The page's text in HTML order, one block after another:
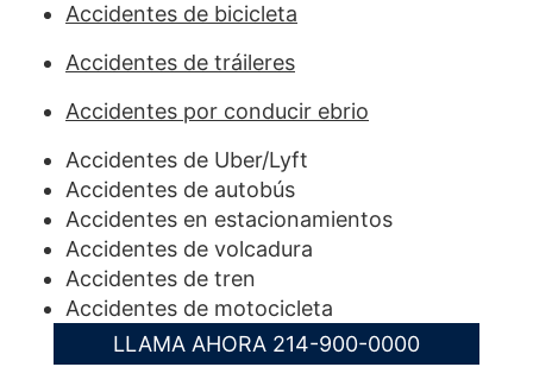
Accidentes de bicicleta
Accidentes de tráileres
Accidentes por conducir ebrio
Accidentes de Uber/Lyft
Accidentes de autobús
Accidentes en estacionamientos
Accidentes de volcadura
Accidentes de tren
Accidentes de motocicleta
LLAMA AHORA 214-900-0000